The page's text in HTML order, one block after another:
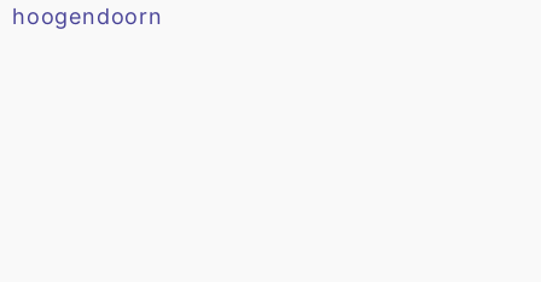
hoogendoorn